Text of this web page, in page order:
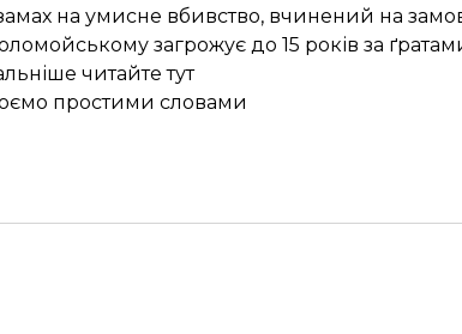
замах на умисне вбивство, вчинений на
загрожує до 15 років за
читайте тут
простими словами